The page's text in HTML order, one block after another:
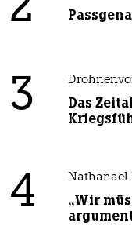
2
3
Das
4 Nathanael
„Wir